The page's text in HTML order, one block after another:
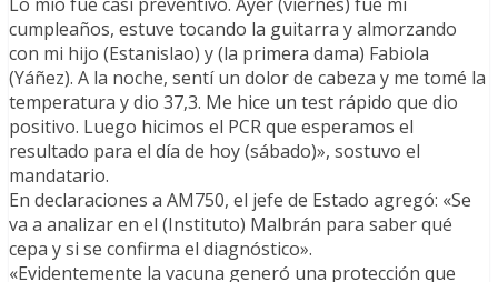
cumpleaños, estuve tocando la guitarra y almorzando
con mi hijo (Estanislao) y (la primera dama) Fabiola
(Yáñez). A la noche, sentí un dolor de cabeza y me tomé la
temperatura y dio 37,3. Me hice un test rápido que dio
positivo. Luego hicimos el PCR que esperamos el
resultado para el día de hoy (sábado)», sostuvo el
mandatario.
En declaraciones a AM750, el jefe de Estado agregó: «Se
va a analizar en el (Instituto) Malbrán para saber qué
cepa y si se confirma el diagnóstico».
«Evidentemente la vacuna generó una protección que